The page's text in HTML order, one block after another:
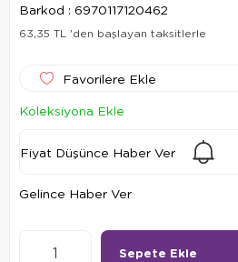
Barkod : 6970117120462
63,35 TL 'den başlayan taksitlerle
Favorilere Ekle
Koleksiyona Ekle
Fiyat Düşünce Haber Ver
Gelince Haber Ver